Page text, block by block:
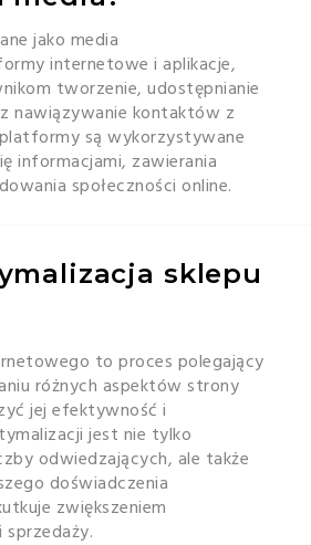
jako media
internetowe i aplikacje,
tworzenie, udostępnianie
nawiązywanie kontaktów z
są wykorzystywane
informacjami, zawierania
społeczności online.
sklepu
to proces polegający
różnych aspektów strony
jej efektywność i
jest nie tylko
odwiedzających, ale także
doświadczenia
zwiększeniem
sprzedaży.